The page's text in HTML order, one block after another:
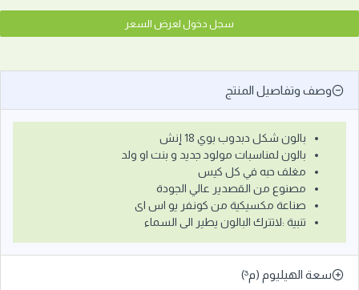
سجل دخول لعرض السعر
وصف وتفاصيل المنتج
بالون شكل دبدوب بوي 18 إنش
بالون لمناسبات مولود جديد و بنت او ولد
مغلف حبه في كل كيس
مصنوع من القصدير عالي الجودة
صناعة مكسيكية من كونفر يو اس اى
تنبية :لاتترك البالون يطير الى السماء
سعة الهيليوم (م³)